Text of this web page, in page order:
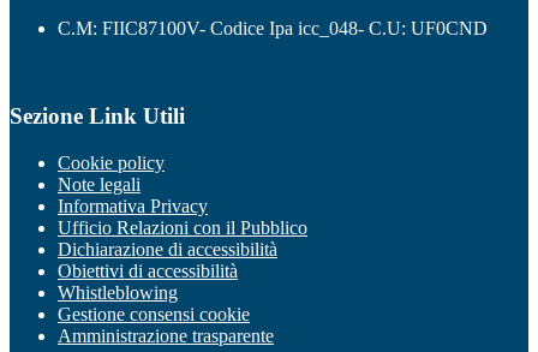
C.M: FIIC87100V- Codice Ipa icc_048- C.U: UF0CND
Sezione Link Utili
Cookie policy
Note legali
Informativa Privacy
Ufficio Relazioni con il Pubblico
Dichiarazione di accessibilità
Obiettivi di accessibilità
Whistleblowing
Gestione consensi cookie
Amministrazione trasparente